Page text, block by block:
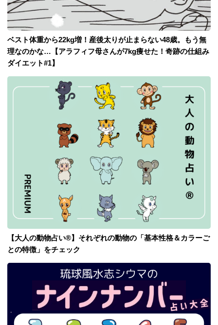
ベスト体重から22kg増！産後太りが止まらない48歳。もう無
理なのかな…【アラフィフ母さんが7kg痩せた！奇跡の仕組み
ダイエット#1】
【大人の動物占い®】それぞれの動物の「基本性格＆カラーご
との特徴」をチェック